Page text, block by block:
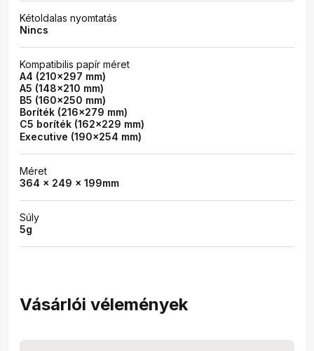
Kétoldalas nyomtatás
Nincs
Kompatibilis papír méret
A4 (210×297 mm)
A5 (148×210 mm)
B5 (160×250 mm)
Boríték (216×279 mm)
C5 boríték (162×229 mm)
Executive (190×254 mm)
Méret
364 × 249 × 199mm
Súly
5g
Vásárlói vélemények